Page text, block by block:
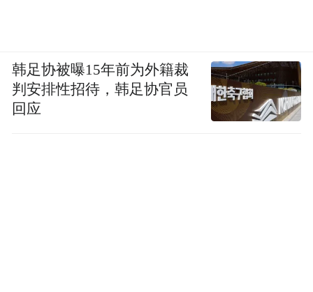
韩足协被曝15年前为外籍裁
判安排性招待，韩足协官员
回应